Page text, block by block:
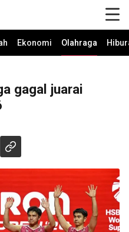
Ekonomi Olahraga
gagal juarai